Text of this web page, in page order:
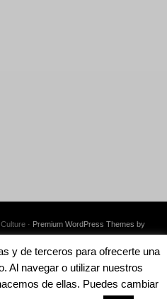
· Premium WordPress Themes by
y de terceros para ofrecerte una
Al navegar o utilizar nuestros
de ellas. Puedes cambiar